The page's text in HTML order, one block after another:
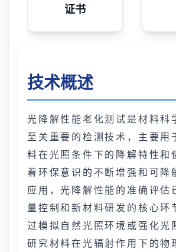
证书
技术概述
光降解性能老化测试是材料科
至关重要的检测技术，主要用
料在光照条件下的降解特性和
着环保意识的不断增强和可降
应用，光降解性能的准确评估
量控制和新材料研发的核心环
过模拟自然光照环境或强化光
研究材料在光辐射作用下的物